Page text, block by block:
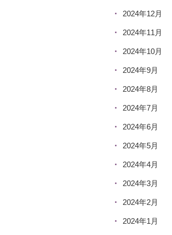
2024年12月
2024年11月
2024年10月
2024年9月
2024年8月
2024年7月
2024年6月
2024年5月
2024年4月
2024年3月
2024年2月
2024年1月